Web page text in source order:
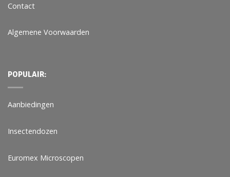
Contact
Algemene Voorwaarden
POPULAIR:
Aanbiedingen
Insectendozen
Euromex Microscopen